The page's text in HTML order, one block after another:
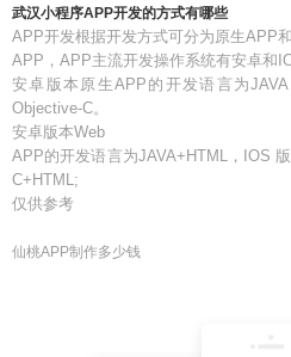
武汉小程序APP开发的方式有哪些
APP开发根据开发方式可分为原生APP
APP，APP主流开发操作系统有安卓和
安卓版本原生APP的开发语言为
Objective-C。
安卓版本Web
APP的开发语言为JAVA+HTML，IOS
C+HTML;
仅供参考
仙桃APP制作多少钱